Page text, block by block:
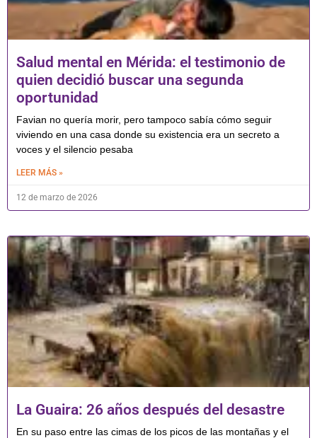
Salud mental en Mérida: el testimonio de
quien decidió buscar una segunda
oportunidad
Favian no quería morir, pero tampoco sabía cómo seguir
viviendo en una casa donde su existencia era un secreto a
voces y el silencio pesaba
LEER MÁS »
12 de marzo de 2026
La Guaira: 26 años después del desastre
En su paso entre las cimas de los picos de las montañas y el